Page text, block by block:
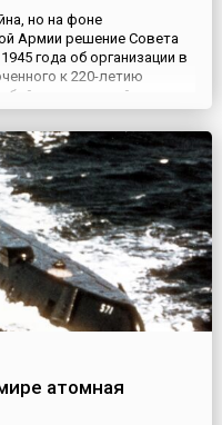
но на фоне
Армии решение Совета
года об организации в
к 220-летию
начало новой эпохи
основания Главного
14 апреля 1945
атомная